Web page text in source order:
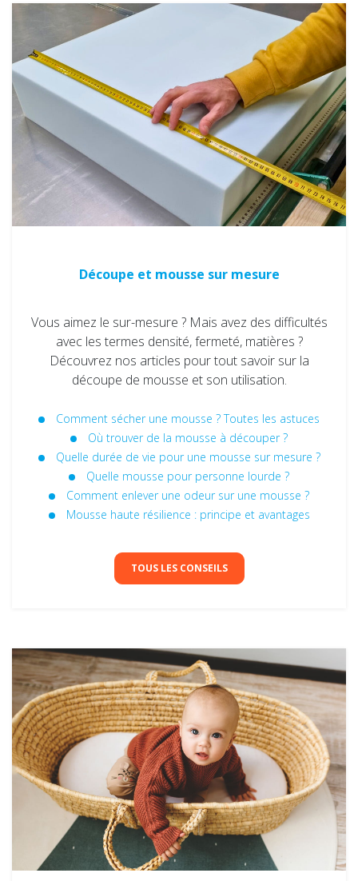
Découpe et mousse sur mesure
Vous aimez le sur-mesure ? Mais avez des difficultés
avec les termes densité, fermeté, matières ?
Découvrez nos articles pour tout savoir sur la
découpe de mousse et son utilisation.
Comment sécher une mousse ? Toutes les astuces
Où trouver de la mousse à découper ?
Quelle durée de vie pour une mousse sur mesure ?
Quelle mousse pour personne lourde ?
Comment enlever une odeur sur une mousse ?
Mousse haute résilience : principe et avantages
TOUS LES CONSEILS